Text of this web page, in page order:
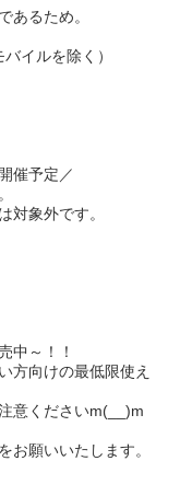
あるため。
イルを除く）
催予定／
対象外です。
中～！！
方向けの最低限使え
意くださいm(__)m
お願いいたします。